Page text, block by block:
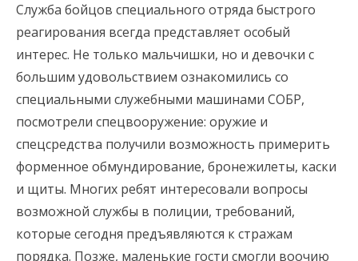
Служба бойцов специального отряда быстрого
реагирования всегда представляет особый
интерес. Не только мальчишки, но и девочки с
большим удовольствием ознакомились со
специальными служебными машинами СОБР,
посмотрели спецвооружение: оружие и
спецсредства получили возможность примерить
форменное обмундирование, бронежилеты, каски
и щиты. Многих ребят интересовали вопросы
возможной службы в полиции, требований,
которые сегодня предъявляются к стражам
порядка. Позже, маленькие гости смогли воочию